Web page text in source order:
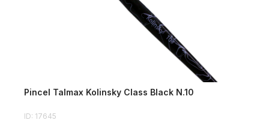
Pincel Talmax Kolinsky Class Black N.10
ID: 17645